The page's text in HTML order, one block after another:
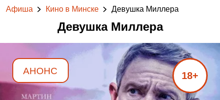
Афиша Кино в Минске Девушка Миллера
Девушка Миллера
АНОНС 18+